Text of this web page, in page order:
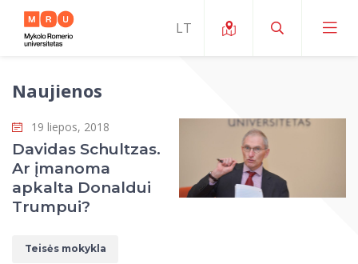
Apie ERUA
Naujienos ir renginiai
Galimybės
Komanda ir kontaktai
Mano studijos
Studijų organizavimas ir aplinka
MOin – MRU Mokslo ir inovacijų savaitė
Mokslininkų profiliai "CRIS"
Rektorės žodis
Teisės mokykla
Naujienos
19 liepos, 2018
Davidas Schultzas.
Ar įmanoma
apkalta Donaldui
Trumpui?
Teisės mokykla